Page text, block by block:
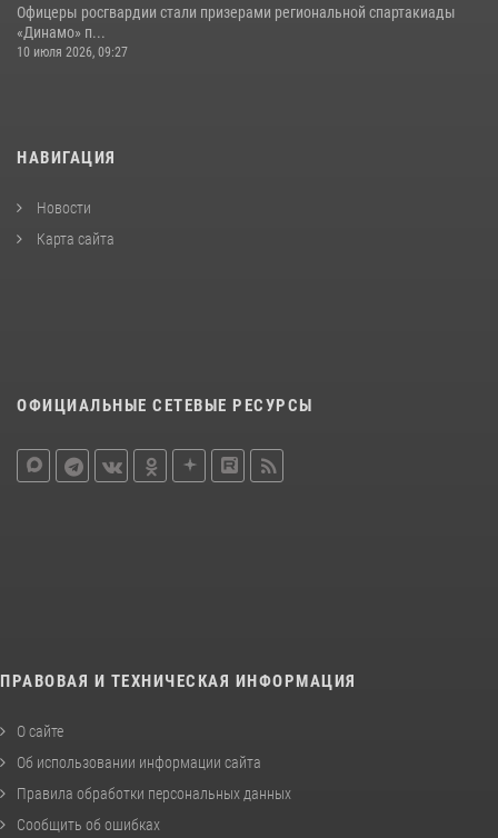
Офицеры росгвардии стали призерами региональной спартакиады
«Динамо» п...
10 июля 2026, 09:27
НАВИГАЦИЯ
Новости
Карта сайта
ОФИЦИАЛЬНЫЕ СЕТЕВЫЕ РЕСУРСЫ
ПРАВОВАЯ И ТЕХНИЧЕСКАЯ ИНФОРМАЦИЯ
О сайте
Об использовании информации сайта
Правила обработки персональных данных
Сообщить об ошибках